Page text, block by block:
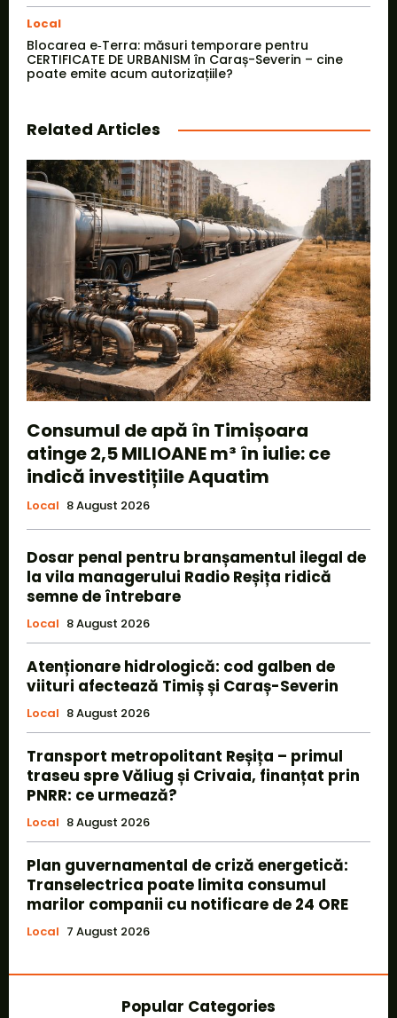
Local
Blocarea e‑Terra: măsuri temporare pentru
CERTIFICATE DE URBANISM în Caraș-Severin – cine
poate emite acum autorizațiile?
Related Articles
Consumul de apă în Timișoara
atinge 2,5 MILIOANE m³ în iulie: ce
indică investițiile Aquatim
Local 8 August 2026
Dosar penal pentru branșamentul ilegal de
la vila managerului Radio Reșița ridică
semne de întrebare
Local 8 August 2026
Atenționare hidrologică: cod galben de
viituri afectează Timiș și Caraș-Severin
Local 8 August 2026
Transport metropolitant Reșița – primul
traseu spre Văliug și Crivaia, finanțat prin
PNRR: ce urmează?
Local 8 August 2026
Plan guvernamental de criză energetică:
Transelectrica poate limita consumul
marilor companii cu notificare de 24 ORE
Local 7 August 2026
Popular Categories